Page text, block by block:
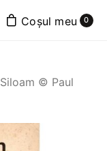
0
Siloam © Paul